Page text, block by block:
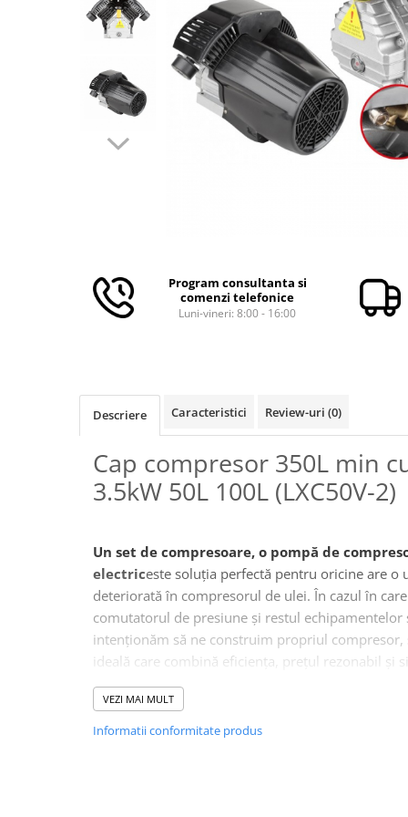
Aparate de rindeluit
Aparate de tuns
Aparate de vopsit
Aparate pe acumulator / baterie
Ciocane rotopercutoare
Invertor / convertor curent
Macara electrica
Motoare electrice
Unghiulare/drepte
PPR lipire taiere
Prelungitoare curent
Redresoare/robot pornire/starter
Program consultanta si
comenzi telefonice
Luni-vineri: 8:00 - 16:00
Descriere Caracteristici Review-uri (0)
Cap compresor 350L min
3.5kW 50L 100L (LXC50V-2)
Un set de compresoare, o pompă de
electriceste soluția perfectă pentru oricine are o
deteriorată în compresorul de ulei. În cazul în
comutatorul de presiune și restul echipamentelor
intenționăm să ne construim propriul
ideală care combină eficiența, prețul rezonabil și
Setul oferit este echipat
Aceasta înseamnă că dispozitivul este echipat cu
cilindru separat în sistemul V.
VEZI MAI MULT
Informatii conformitate produs